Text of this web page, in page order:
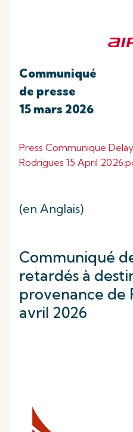
Communiqué
de presse
15 mars 2026
Press Communique
Rodrigues 15 April
(en Anglais)
Communiqué
retardés à
provenance de
avril 2026